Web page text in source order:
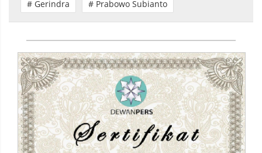
# Gerindra # Prabowo Subianto